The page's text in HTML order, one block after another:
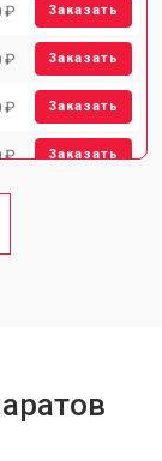
₽ Заказать
₽ Заказать
₽ Заказать
₽ Заказать